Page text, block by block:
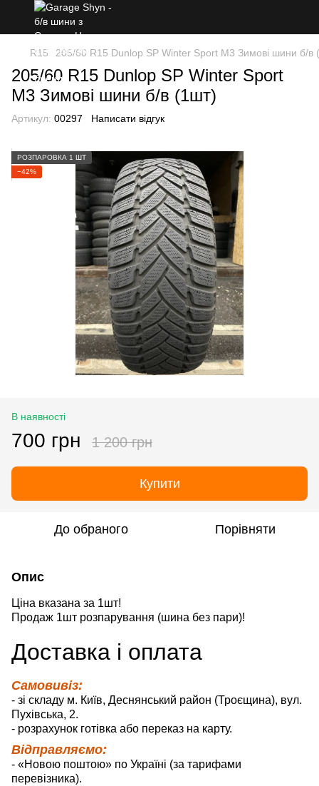
R15 205/60 R15 Dunlop SP Winter Sport M3 Зимові шини б/в
205/60 R15 Dunlop SP Winter Sport
M3 Зимові шини б/в (1шт)
Артикул: 00297 Написати відгук
РОЗПАРОВКА 1 ШТ
−42%
В наявності
700 грн 1 200 грн
Купити
До обраного Порівняти
Опис
Ціна вказана за 1шт!
Продаж 1шт розпарування (шина без пари)!
Доставка і оплата
Самовивіз:
- зі складу м. Київ, Деснянський район (Троєщина), вул.
Пухівська, 2.
- розрахунок готівка або переказ на карту.
Відправляємо:
- «Новою поштою» по Україні (за тарифами
перевізника).